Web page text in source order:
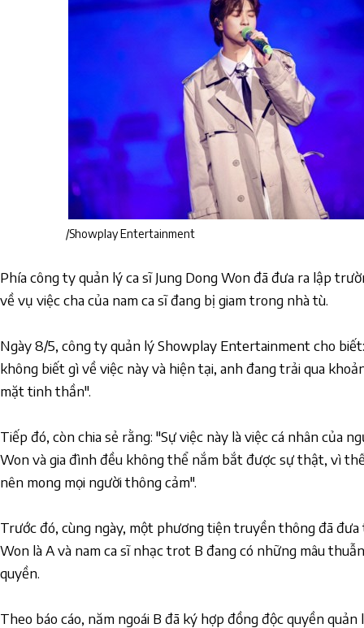
/Showplay Entertainment
Phía công ty quản lý ca sĩ Jung Dong Won đã đưa ra lập
về vụ việc cha của nam ca sĩ đang bị giam trong nhà tù.
Ngày 8/5, công ty quản lý Showplay Entertainment cho
không biết gì về việc này và hiện tại, anh đang trải qua
mặt tinh thần".
Tiếp đó, còn chia sẻ rằng: "Sự việc này là việc cá nhân của
Won và gia đình đều không thể nắm bắt được sự thật, vì
nên mong mọi người thông cảm".
Trước đó, cùng ngày, một phương tiện truyền thông đã đưa
Won là A và nam ca sĩ nhạc trot B đang có những mâu
quyền.
Theo báo cáo, năm ngoái B đã ký hợp đồng độc quyền